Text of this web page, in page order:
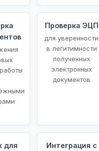
Проверка ЭЦП
для уверенности
в легитимности
полученных
электронных
документов
для
Интеграция с